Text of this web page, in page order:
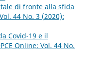
di fronte alla sfida
44 No. 3 (2020):
Covid-19 e il
Online: Vol. 44 No.